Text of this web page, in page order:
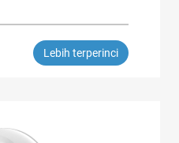
Lebih terperinci